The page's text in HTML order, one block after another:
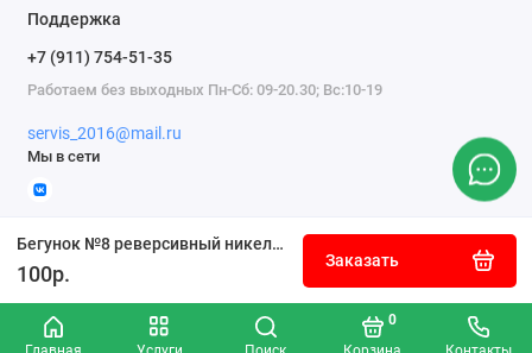
0
Бегунок №8 реверсивный никель встречный
100р.
Заказать
Поддержка
+7 (911) 754-51-35
Работаем без выходных Пн-Сб: 09-20.30; Вс:10-19
servis_2016@mail.ru
Мы в сети